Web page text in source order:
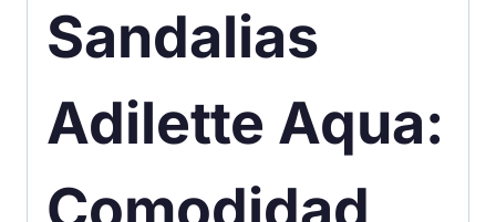
Sandalias
Adilette Aqua: